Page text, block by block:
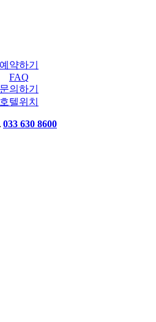
예약하기
FAQ
문의하기
호텔위치
033 630 8600